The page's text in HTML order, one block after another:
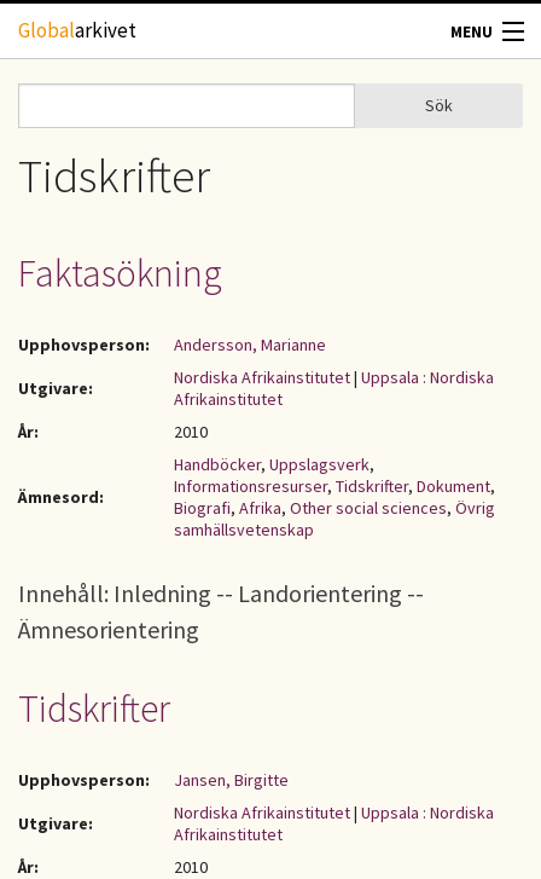
Hoppa till huvudinnehåll
Globalarkivet MENU
TIDSKRIFTER
GEOGRAFI
UPPHOVSRÄTT
OM OSS
Sökformulär
Sök
Tidskrifter
Faktasökning
Upphovsperson:
Andersson, Marianne
Utgivare:
Nordiska Afrikainstitutet| Uppsala : Nordiska
Afrikainstitutet
År:
2010
Ämnesord:
Handböcker, Uppslagsverk,
Informationsresurser, Tidskrifter, Dokument,
Biografi, Afrika, Other social sciences, Övrig
samhällsvetenskap
Innehåll: Inledning -- Landorientering --
Ämnesorientering
Tidskrifter
Upphovsperson:
Jansen, Birgitte
Utgivare:
Nordiska Afrikainstitutet| Uppsala : Nordiska
Afrikainstitutet
År:
2010